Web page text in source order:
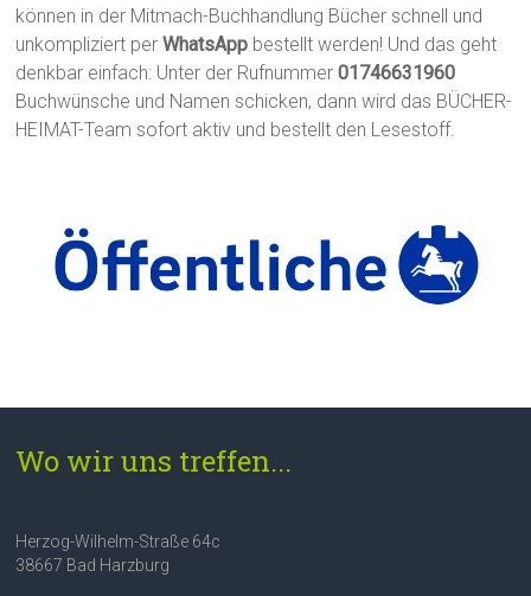
können in der Mitmach-Buchhandlung Bücher schnell und
unkompliziert perWhatsApp bestellt werden! Und das geht
denkbar einfach: Unter der Rufnummer01746631960
Buchwünsche und Namen schicken, dann wird das BÜCHER-
HEIMAT-Team sofort aktiv und bestellt den Lesestoff.
Wo wir uns treffen...
Herzog-Wilhelm-Straße 64c
38667 Bad Harzburg